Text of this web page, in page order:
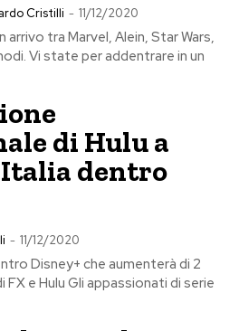
Cristilli - 11/12/2020
tra Marvel, Alein, Star Wars,
Vi state per addentrare in un
di Hulu a
dentro
- 11/12/2020
Disney+ che aumenterà di 2
FX e Hulu Gli appassionati di serie